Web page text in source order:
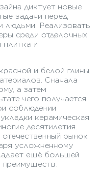
диктует новые
задачи перед
людьми. Реализовать
среди отделочных
плитка и
и белой глины,
Сначала
а затем
чего получается
соблюдении
керамическая
десятилетия.
рынок
усложненному
ещё большей